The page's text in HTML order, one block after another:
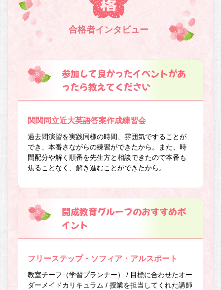
合格者インタビュー
参加して良かったイベントがあ
ったら教えてください
関関同立近大英語答案作成練習会
過去問演習を実践同様の時間、雰囲気ですることが
でき、本番さながらの練習ができたから。また、時
間配分や解く順番を先生方と相談できたので本番も
焦ることなく、解き進むことができたから。
開成教育グループのおすすめポ
イント
フリーステップ・ソフィア・アルスポート
教室チーフ（学習プランナー） / 目標に合わせたオー
ダーメイドカリキュラム / 授業を担当してくれた講師